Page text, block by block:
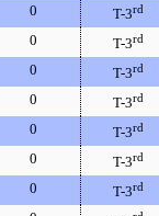
0 T-3rd
0 T-3rd
0 T-3rd
0 T-3rd
0 T-3rd
0 T-3rd
0 T-3rd